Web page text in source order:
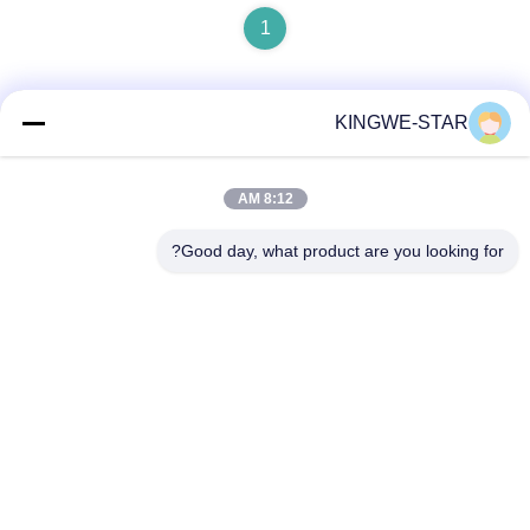
1
الطابق الرابع، المبنى الرابع، منطقة شينتانغ الصناعية، بايشيشيا،
KINGWE-STAR
8:12 AM
Good day, what product are you looking for?